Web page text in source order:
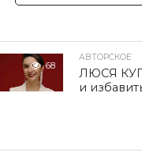
68
АВТОРСКОЕ
ЛЮСЯ
и